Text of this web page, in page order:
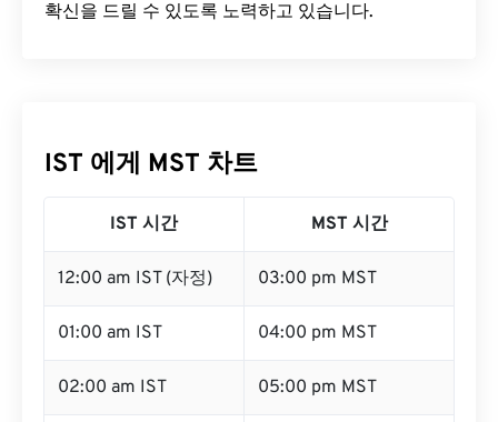
확신을 드릴 수 있도록 노력하고 있습니다.
IST 에게 MST 차트
IST 시간 MST 시간
12:00 am IST (자정) 03:00 pm MST
01:00 am IST 04:00 pm MST
02:00 am IST 05:00 pm MST